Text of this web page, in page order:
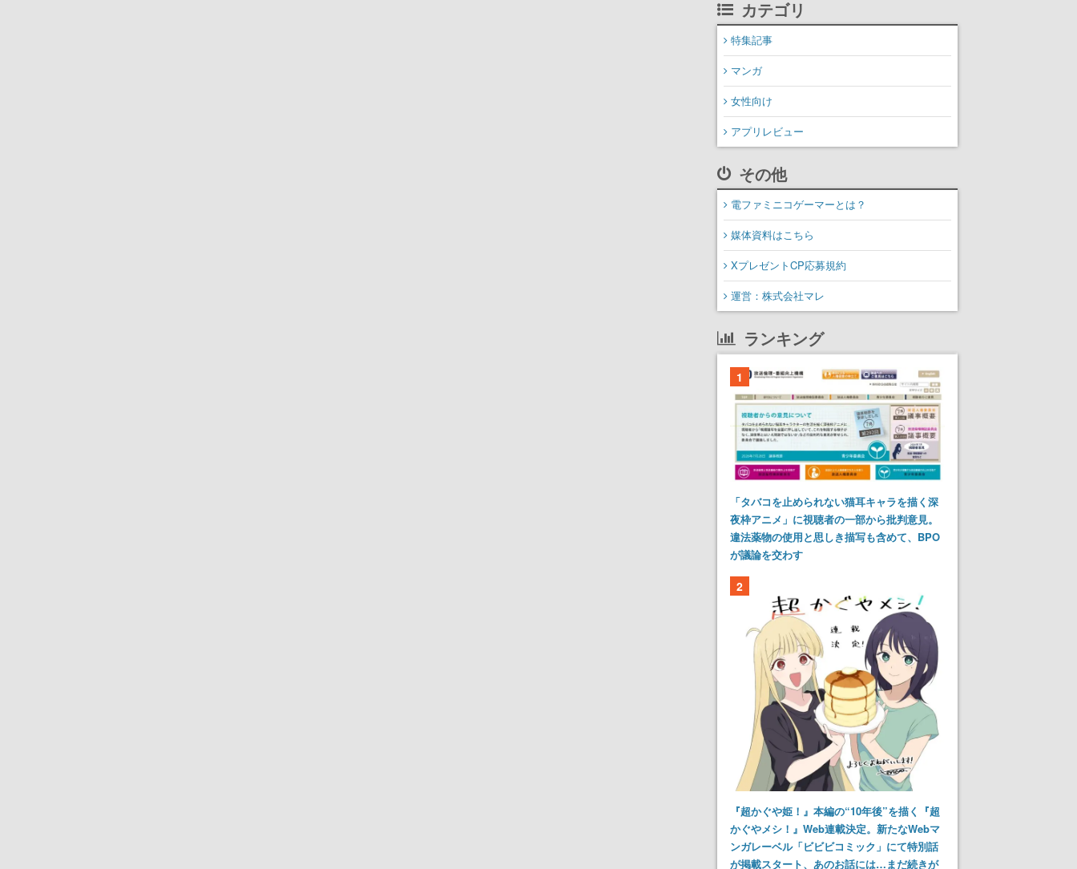
カテゴリ
特集記事
マンガ
女性向け
アプリレビュー
その他
電ファミニコゲーマーとは？
媒体資料はこちら
XプレゼントCP応募規約
運営：株式会社マレ
ランキング
1
「タバコを止められない猫耳キャラを描く深
夜枠アニメ」に視聴者の一部から批判意見。
違法薬物の使用と思しき描写も含めて、BPO
が議論を交わす
2
『超かぐや姫！』本編の“10年後”を描く『超
かぐやメシ！』Web連載決定。新たなWebマ
ンガレーベル「ビビビコミック」にて特別話
が掲載スタート、あのお話には…まだ続きが